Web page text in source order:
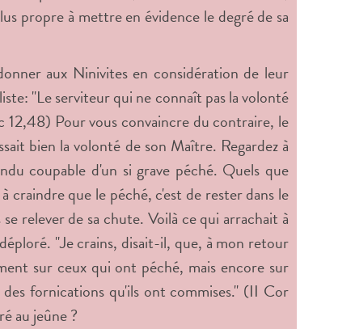
propre à mettre en évidence le degré de sa
aux Ninivites en considération de leur
"Le serviteur qui ne connaît pas la volonté
12,48) Pour vous convaincre du contraire, le
bien la volonté de son Maître. Regardez à
coupable d'un si grave péché. Quels que
craindre que le péché, c'est de rester dans le
relever de sa chute. Voilà ce qui arrachait à
"Je crains, disait-il, que, à mon retour
sur ceux qui ont péché, mais encore sur
fornications qu'ils ont commises." (II Cor
au jeûne ?